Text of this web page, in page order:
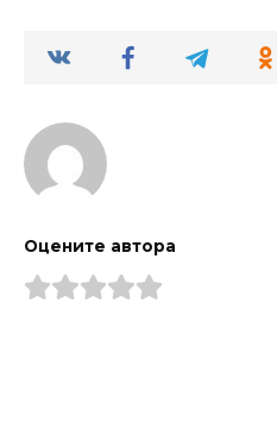
Оцените автора